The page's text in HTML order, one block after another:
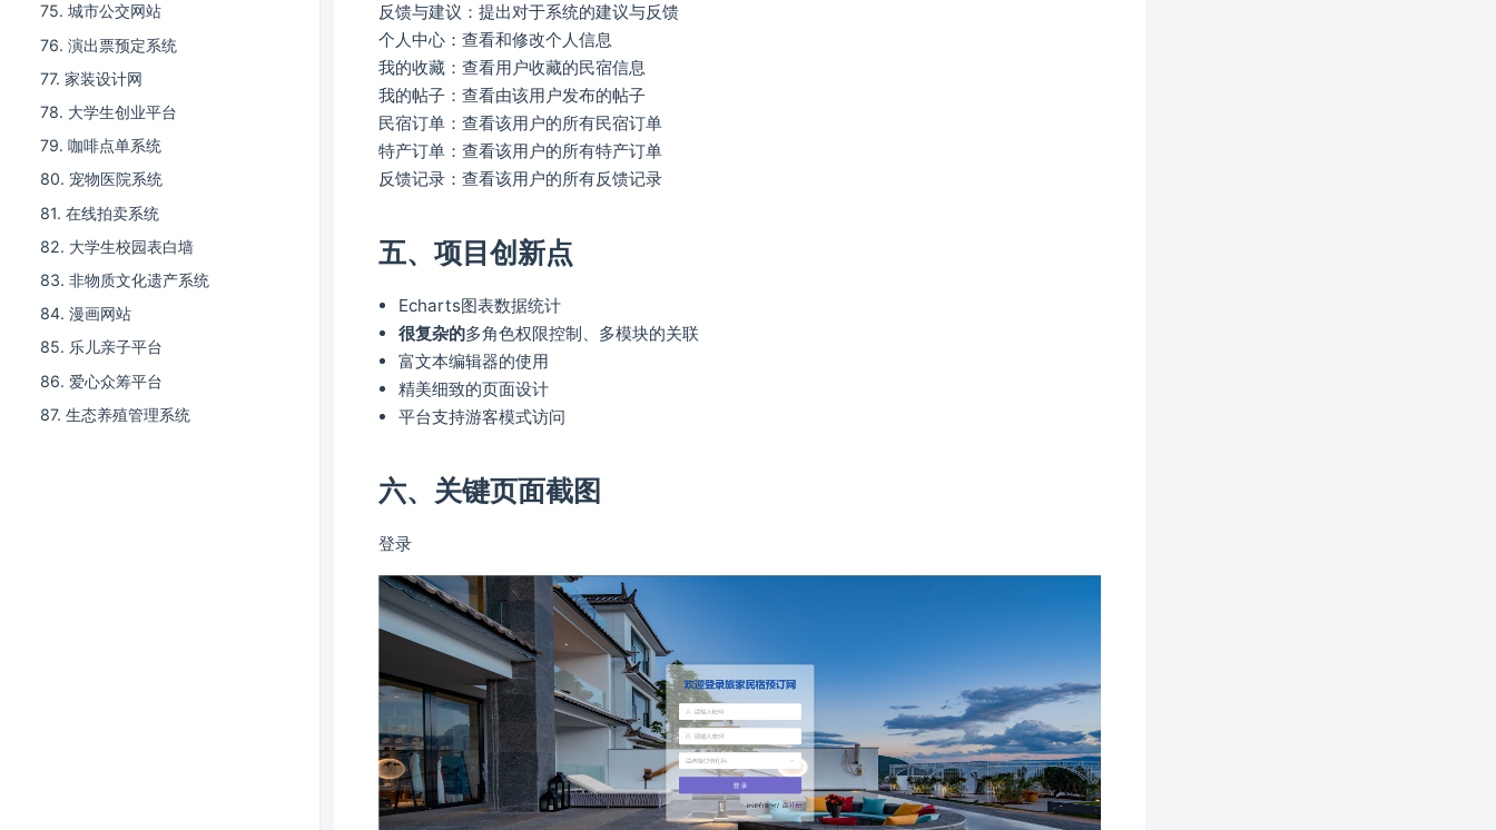
75. 城市公交网站
76. 演出票预定系统
77. 家装设计网
78. 大学生创业平台
79. 咖啡点单系统
80. 宠物医院系统
81. 在线拍卖系统
82. 大学生校园表白墙
83. 非物质文化遗产系统
84. 漫画网站
85. 乐儿亲子平台
86. 爱心众筹平台
87. 生态养殖管理系统
反馈与建议：提出对于系统的建议与反馈
个人中心：查看和修改个人信息
我的收藏：查看用户收藏的民宿信息
我的帖子：查看由该用户发布的帖子
民宿订单：查看该用户的所有民宿订单
特产订单：查看该用户的所有特产订单
反馈记录：查看该用户的所有反馈记录
五、项目创新点
Echarts图表数据统计
很复杂的多角色权限控制、多模块的关联
富文本编辑器的使用
精美细致的页面设计
平台支持游客模式访问
六、关键页面截图
登录